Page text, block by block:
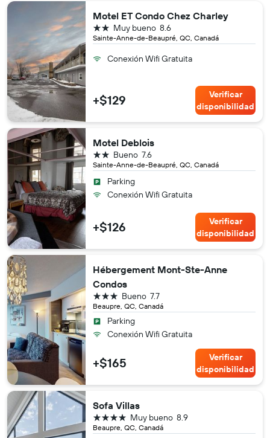
Motel ET Condo Chez Charley
Sainte-Anne-de-Beaupré, QC, Canadá
8.6
Muy bueno
2 estrellas
Conexión Wifi Gratuita
+$129
Verificar
disponibilidad
Motel Deblois
Sainte-Anne-de-Beaupré, QC, Canadá
7.6
Bueno
2 estrellas
Parking
Conexión Wifi Gratuita
+$126
Verificar
disponibilidad
Hébergement Mont-Ste-Anne
Condos
Beaupre, QC, Canadá
7.7
Bueno
3 estrellas
Parking
Conexión Wifi Gratuita
+$165
Verificar
disponibilidad
Sofa Villas
Beaupre, QC, Canadá
8.9
Muy bueno
4 estrellas